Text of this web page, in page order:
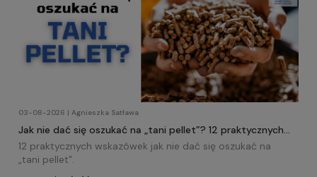
03-08-2026 | Agnieszka Satława
Jak nie dać się oszukać na „tani pellet”? 12 praktycznych
wskazówek!
12 praktycznych wskazówek jak nie dać się oszukać na
„tani pellet”.